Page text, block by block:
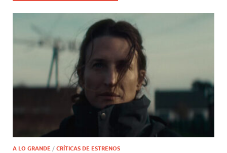
A LO GRANDE / CRÍTICAS DE ESTRENOS